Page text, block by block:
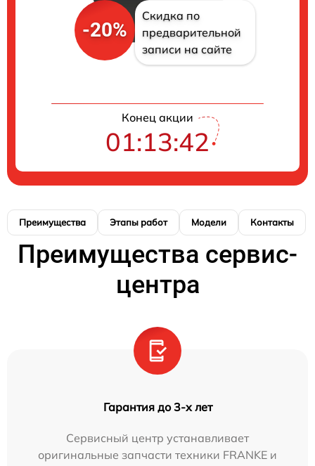
-20%
Скидка по
предварительной
записи на сайте
Конец акции
01:13:41
Преимущества Этапы работ Модели Контакты
Преимущества сервис-
центра
Гарантия до 3-х лет
Сервисный центр устанавливает
оригинальные запчасти техники FRANKE и